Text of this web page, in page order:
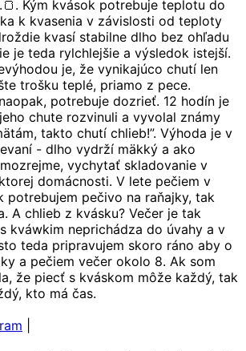
Kým kvások potrebuje teplotu do
k kvasenia v závislosti od teploty
kvasí stabilne dlho bez ohľadu
je teda rylchlejšie a výsledok istejší.
je, že vynikajúco chutí len
trošku teplé, priamo z pece.
potrebuje dozrieť. 12 hodín je
chute rozvinuli a vyvolal známy
takto chutí chlieb!”. Výhoda je v
- dlho vydrží mäkký a ako
vychytať skladovanie v
domácnosti. V lete pečiem v
potrebujem pečivo na raňajky, tak
A chlieb z kvásku? Večer je tak
kváwkim neprichádza do úvahy a v
teda pripravujem skoro ráno aby o
a pečiem večer okolo 8. Ak som
že piecť s kváskom môže každý, tak
kto má čas.